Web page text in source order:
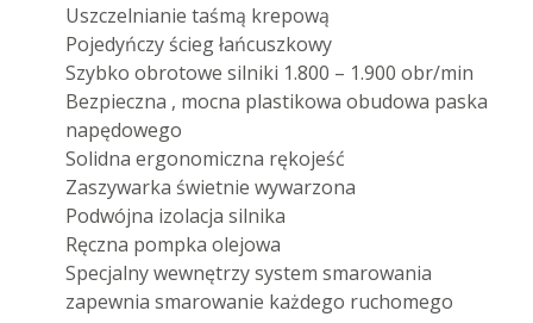
Uszczelnianie taśmą krepową
Pojedyńczy ścieg łańcuszkowy
Szybko obrotowe silniki 1.800 – 1.900 obr/min
Bezpieczna , mocna plastikowa obudowa paska
napędowego
Solidna ergonomiczna rękojeść
Zaszywarka świetnie wywarzona
Podwójna izolacja silnika
Ręczna pompka olejowa
Specjalny wewnętrzy system smarowania
zapewnia smarowanie każdego ruchomego